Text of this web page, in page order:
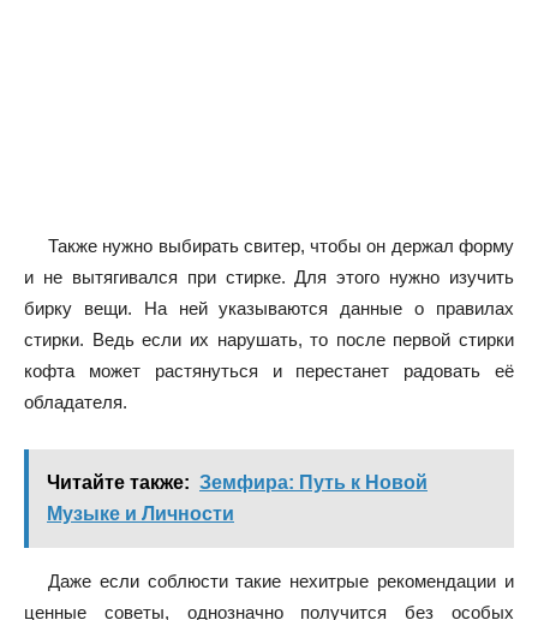
Также нужно выбирать свитер, чтобы он держал форму
и не вытягивался при стирке. Для этого нужно изучить
бирку вещи. На ней указываются данные о правилах
стирки. Ведь если их нарушать, то после первой стирки
кофта может растянуться и перестанет радовать её
обладателя.
Читайте также: Земфира: Путь к Новой
Музыке и Личности
Даже если соблюсти такие нехитрые рекомендации и
ценные советы, однозначно получится без особых